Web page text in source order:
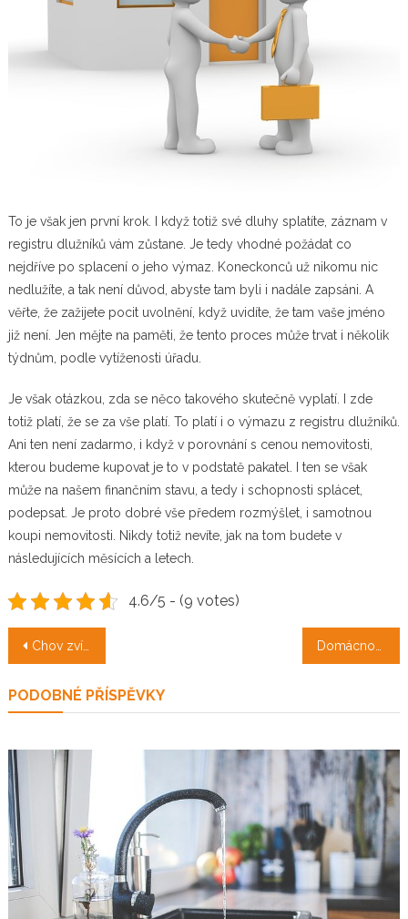
To je však jen první krok. I když totiž své dluhy splatíte, záznam v
registru dlužníků vám zůstane. Je tedy vhodné požádat co
nejdříve po splacení o jeho výmaz. Koneckonců už nikomu nic
nedlužíte, a tak není důvod, abyste tam byli i nadále zapsáni. A
věřte, že zažijete pocit uvolnění, když uvidíte, že tam vaše jméno
již není. Jen mějte na paměti, že tento proces může trvat i několik
týdnům, podle vytíženosti úřadu.
Je však otázkou, zda se něco takového skutečně vyplatí. I zde
totiž platí, že se za vše platí. To platí i o výmazu z registru dlužníků.
Ani ten není zadarmo, i když v porovnání s cenou nemovitosti,
kterou budeme kupovat je to v podstatě pakatel. I ten se však
může na našem finančním stavu, a tedy i schopnosti splácet,
podepsat. Je proto dobré vše předem rozmýšlet, i samotnou
koupi nemovitosti. Nikdy totiž nevíte, jak na tom budete v
následujících měsících a letech.
4.6/5 - (9 votes)
Navigace
příspěvek
Chov zvířat
PODOBNÉ PŘÍSPĚVKY